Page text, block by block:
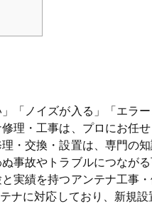
」「ノイズが入る」「エラ
理・工事は、プロにお任せ
・交換・設置は、専門の
事故やトラブルにつながる
実績を持つアンテナ工事
ナに対応しており、新規設